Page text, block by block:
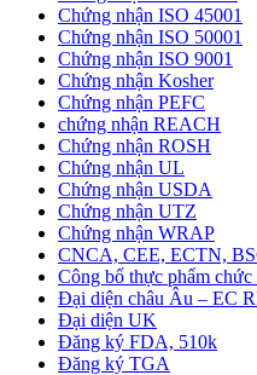
Chứng nhận ISO 45001
Chứng nhận ISO 50001
Chứng nhận ISO 9001
Chứng nhận Kosher
Chứng nhận PEFC
chứng nhận REACH
Chứng nhận ROSH
Chứng nhận UL
Chứng nhận USDA
Chứng nhận UTZ
Chứng nhận WRAP
CNCA, CEE, ECTN,
Công bố thực phẩm chức
Đại diện châu Âu – EC
Đại diện UK
Đăng ký FDA, 510k
Đăng ký TGA